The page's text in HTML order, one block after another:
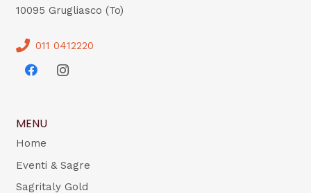
10095 Grugliasco (To)
011 0412220
MENU
Home
Eventi & Sagre
Sagritaly Gold